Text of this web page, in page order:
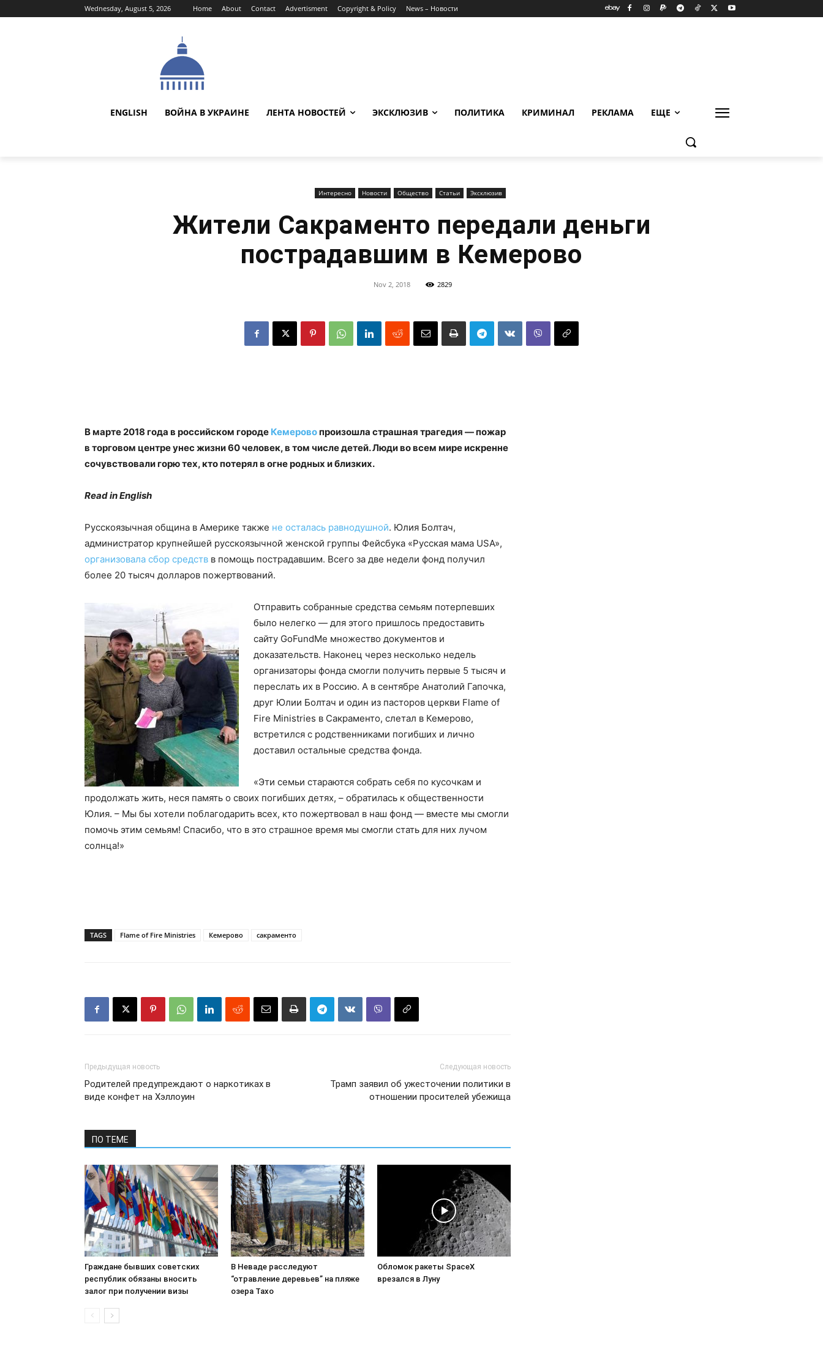
Wednesday, August 5, 2026 Home About Contact Advertisment Copyright & Policy News – Новости
ENGLISH ВОЙНА В УКРАИНЕ ЛЕНТА НОВОСТЕЙ ЭКСКЛЮЗИВ ПОЛИТИКА КРИМИНАЛ РЕКЛАМА ЕЩЕ
Интересно Новости Общество Статьи Эксклюзив
Жители Сакраменто передали деньги
пострадавшим в Кемерово
Nov 2, 2018 2829
В марте 2018 года в российском городе Кемеровопроизошла страшная трагедия — пожар
в торговом центре унес жизни 60 человек, в том числе детей. Люди во всем мире искренне
сочувствовали горю тех, кто потерял в огне родных и близких.
Read in English
Русскоязычная община в Америке также не осталась равнодушной. Юлия Болтач,
администратор крупнейшей русскоязычной женской группы Фейсбука «Русская мама USA»,
организовала сбор средств в помощь пострадавшим. Всего за две недели фонд получил
более 20 тысяч долларов пожертвований.
Отправить собранные средства семьям потерпевших
было нелегко — для этого пришлось предоставить
сайту GoFundMe множество документов и
доказательств. Наконец через несколько недель
организаторы фонда смогли получить первые 5 тысяч и
переслать их в Россию. А в сентябре Анатолий Гапочка,
друг Юлии Болтач и один из пасторов церкви Flame of
Fire Ministries в Сакраменто, слетал в Кемерово,
встретился с родственниками погибших и лично
доставил остальные средства фонда.
«Эти семьи стараются собрать себя по кусочкам и
продолжать жить, неся память о своих погибших детях, – обратилась к общественности
Юлия. – Мы бы хотели поблагодарить всех, кто пожертвовал в наш фонд — вместе мы смогли
помочь этим семьям! Спасибо, что в это страшное время мы смогли стать для них лучом
солнца!»
TAGS Flame of Fire Ministries Кемерово сакраменто
Предыдущая новость
Родителей предупреждают о наркотиках в
виде конфет на Хэллоуин
Следующая новость
Трамп заявил об ужесточении политики в
отношении просителей убежища
ПО ТЕМЕ
Граждане бывших советских
республик обязаны вносить
залог при получении визы
В Неваде расследуют
“отравление деревьев” на пляже
озера Тахо
Обломок ракеты SpaceX
врезался в Луну